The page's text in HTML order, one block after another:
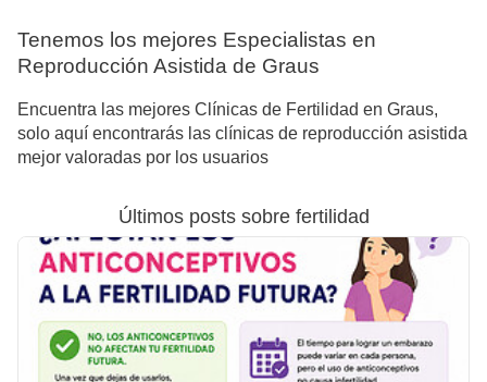
Tenemos los mejores Especialistas en
Reproducción Asistida de Graus
Encuentra las mejores Clínicas de Fertilidad en Graus,
solo aquí encontrarás las clínicas de reproducción asistida
mejor valoradas por los usuarios
Últimos posts sobre fertilidad